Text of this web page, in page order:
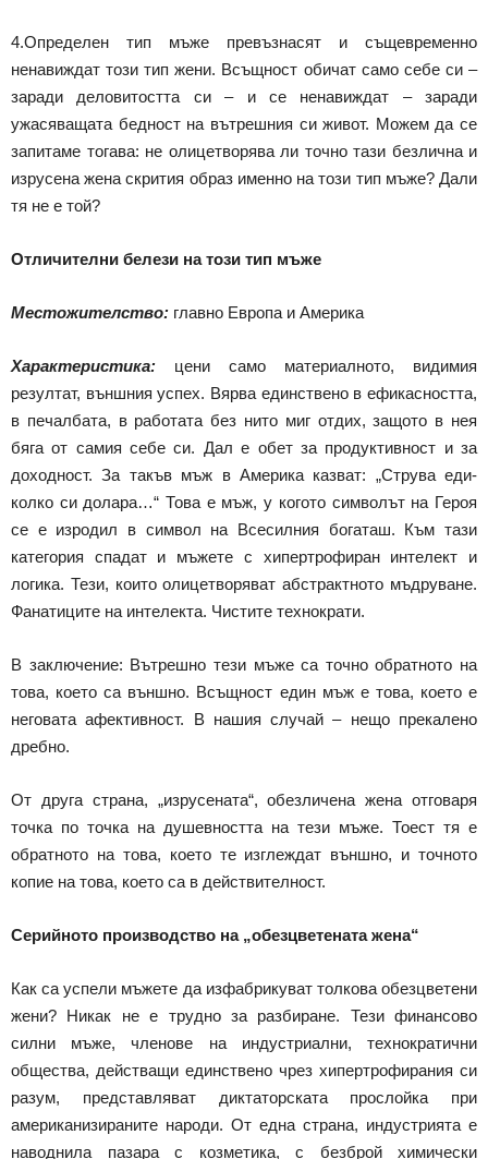
4.Определен тип мъже превъзнасят и същевременно
ненавиждат този тип жени. Всъщност обичат само себе си –
заради деловитостта си – и се ненавиждат – заради
ужасяващата бедност на вътрешния си живот. Можем да се
запитаме тогава: не олицетворява ли точно тази безлична и
изрусена жена скрития образ именно на този тип мъже? Дали
тя не е той?
Отличителни белези на този тип мъже
Местожителство: главно Европа и Америка
Характеристика: цени само материалното, видимия
резултат, външния успех. Вярва единствено в ефикасността,
в печалбата, в работата без нито миг отдих, защото в нея
бяга от самия себе си. Дал е обет за продуктивност и за
доходност. За такъв мъж в Америка казват: „Струва еди-
колко си долара…“ Това е мъж, у когото символът на Героя
се е изродил в символ на Всесилния богаташ. Към тази
категория спадат и мъжете с хипертрофиран интелект и
логика. Тези, които олицетворяват абстрактното мъдруване.
Фанатиците на интелекта. Чистите технократи.
В заключение: Вътрешно тези мъже са точно обратното на
това, което са външно. Всъщност един мъж е това, което е
неговата афективност. В нашия случай – нещо прекалено
дребно.
От друга страна, „изрусената“, обезличена жена отговаря
точка по точка на душевността на тези мъже. Тоест тя е
обратното на това, което те изглеждат външно, и точното
копие на това, което са в действителност.
Серийното производство на „обезцветената жена“
Как са успели мъжете да изфабрикуват толкова обезцветени
жени? Никак не е трудно за разбиране. Тези финансово
силни мъже, членове на индустриални, технократични
общества, действащи единствено чрез хипертрофирания си
разум, представляват диктаторската прослойка при
американизираните народи. От една страна, индустрията е
наводнила пазара с козметика, с безброй химически